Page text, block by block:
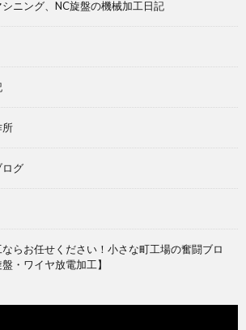
ニング、NC旋盤の機械加工日記
所
ログ
らお任せください！小さな町工場の奮闘ブロ
・ワイヤ放電加工】